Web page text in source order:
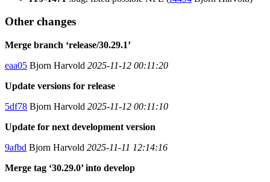
Other changes
Merge branch ‘release/30.29.1’
eaa05 Bjorn Harvold 2025-11-12 00:11:20
Update versions for release
5df78 Bjorn Harvold 2025-11-12 00:11:10
Update for next development version
9afbd Bjorn Harvold 2025-11-11 12:14:16
Merge tag ‘30.29.0’ into develop